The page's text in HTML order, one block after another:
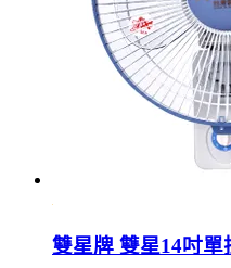
雙星牌 雙星14吋單